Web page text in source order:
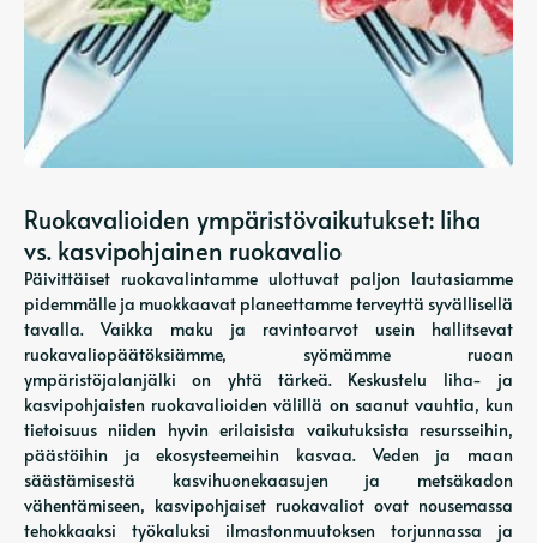
Ruokavalioiden ympäristövaikutukset: liha
vs. kasvipohjainen ruokavalio
Päivittäiset ruokavalintamme ulottuvat paljon lautasiamme
pidemmälle ja muokkaavat planeettamme terveyttä syvällisellä
tavalla. Vaikka maku ja ravintoarvot usein hallitsevat
ruokavaliopäätöksiämme, syömämme ruoan
ympäristöjalanjälki on yhtä tärkeä. Keskustelu liha- ja
kasvipohjaisten ruokavalioiden välillä on saanut vauhtia, kun
tietoisuus niiden hyvin erilaisista vaikutuksista resursseihin,
päästöihin ja ekosysteemeihin kasvaa. Veden ja maan
säästämisestä kasvihuonekaasujen ja metsäkadon
vähentämiseen, kasvipohjaiset ruokavaliot ovat nousemassa
tehokkaaksi työkaluksi ilmastonmuutoksen torjunnassa ja